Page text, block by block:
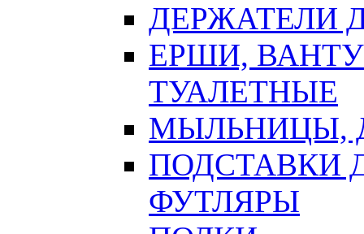
ДЕРЖАТЕЛИ
ЕРШИ,
ТУАЛЕТНЫЕ
МЫЛЬНИЦЫ,
ПОДСТАВКИ
ФУТЛЯРЫ